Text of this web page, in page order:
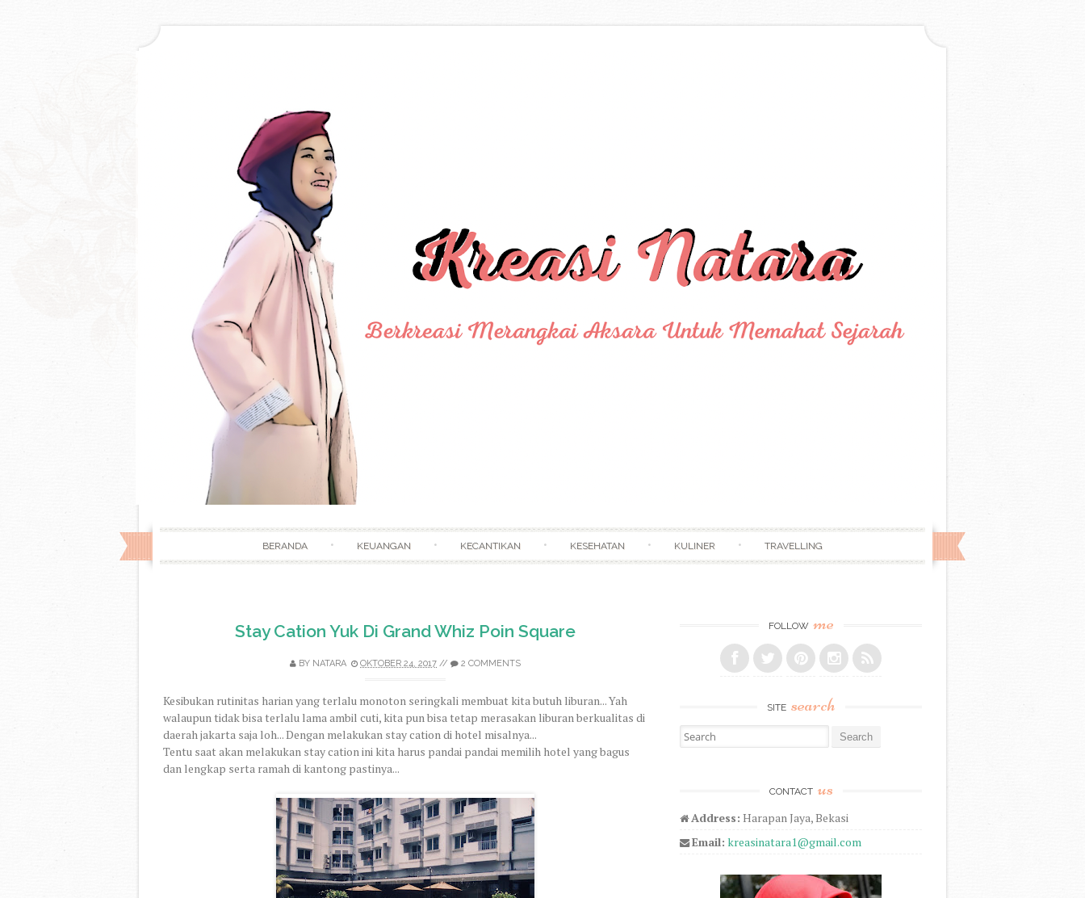
BERANDA KEUANGAN KECANTIKAN KESEHATAN KULINER TRAVELLING
Stay Cation Yuk Di Grand Whiz Poin Square
BY NATARA OKTOBER 24, 2017 // 2 COMMENTS
Kesibukan rutinitas harian yang terlalu monoton seringkali membuat kita butuh liburan... Yah
walaupun tidak bisa terlalu lama ambil cuti, kita pun bisa tetap merasakan liburan berkualitas di
daerah jakarta saja loh... Dengan melakukan stay cation di hotel misalnya...
Tentu saat akan melakukan stay cation ini kita harus pandai pandai memilih hotel yang bagus
dan lengkap serta ramah di kantong pastinya...
FOLLOW me
SITE search
Search for:
CONTACT us
Address: Harapan Jaya, Bekasi
Email: kreasinatara1@gmail.com